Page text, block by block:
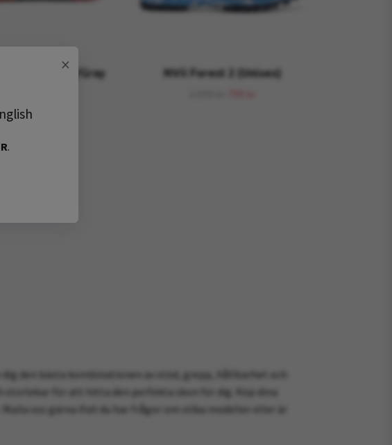
7 Black/Gray NVii Forest 2 (Unisex)
den bästa kombinationen av stöd, grepp, hållbarhet och
för att hitta den perfekta skon för dig. Köp dina
oss gärna ifall du har frågor om olika modeller eller är
×
.